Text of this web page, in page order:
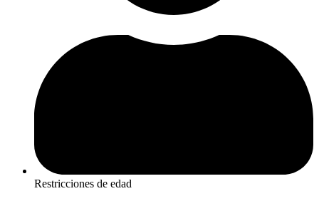
Restricciones de edad